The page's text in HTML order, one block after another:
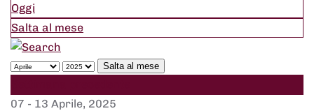
Oggi
Salta al mese
Salta al mese
07 - 13 Aprile, 2025